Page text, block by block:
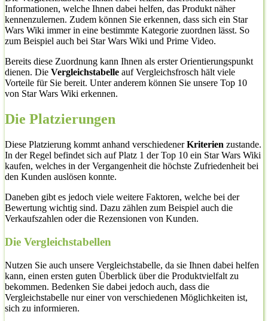
Informationen, welche Ihnen dabei helfen, das Produkt näher
kennenzulernen. Zudem können Sie erkennen, dass sich ein Star
Wars Wiki immer in eine bestimmte Kategorie zuordnen lässt. So
zum Beispiel auch bei Star Wars Wiki und Prime Video.
Bereits diese Zuordnung kann Ihnen als erster Orientierungspunkt
dienen. Die Vergleichstabelle auf Vergleichsfrosch hält viele
Vorteile für Sie bereit. Unter anderem können Sie unsere Top 10
von Star Wars Wiki erkennen.
Die Platzierungen
Diese Platzierung kommt anhand verschiedenerKriterien zustande.
In der Regel befindet sich auf Platz 1 der Top 10 ein Star Wars Wiki
kaufen, welches in der Vergangenheit die höchste Zufriedenheit bei
den Kunden auslösen konnte.
Daneben gibt es jedoch viele weitere Faktoren, welche bei der
Bewertung wichtig sind. Dazu zählen zum Beispiel auch die
Verkaufszahlen oder die Rezensionen von Kunden.
Die Vergleichstabellen
Nutzen Sie auch unsere Vergleichstabelle, da sie Ihnen dabei helfen
kann, einen ersten guten Überblick über die Produktvielfalt zu
bekommen. Bedenken Sie dabei jedoch auch, dass die
Vergleichstabelle nur einer von verschiedenen Möglichkeiten ist,
sich zu informieren.